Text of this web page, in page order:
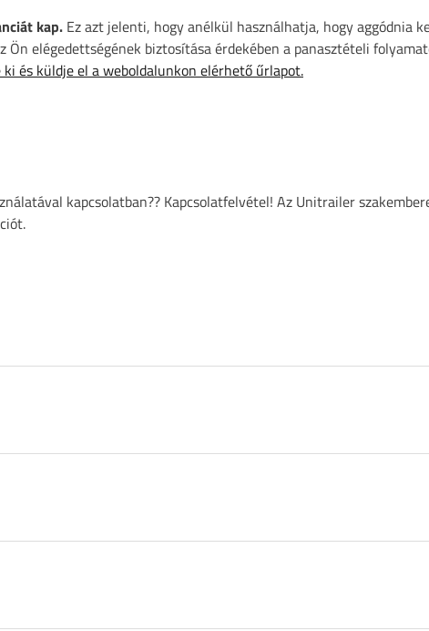
kap. Ez azt jelenti, hogy anélkül használhatja, hogy aggódnia
Ön elégedettségének biztosítása érdekében a panasztételi
és küldje el a weboldalunkon elérhető űrlapot.
kapcsolatban?? Kapcsolatfelvétel! Az Unitrailer